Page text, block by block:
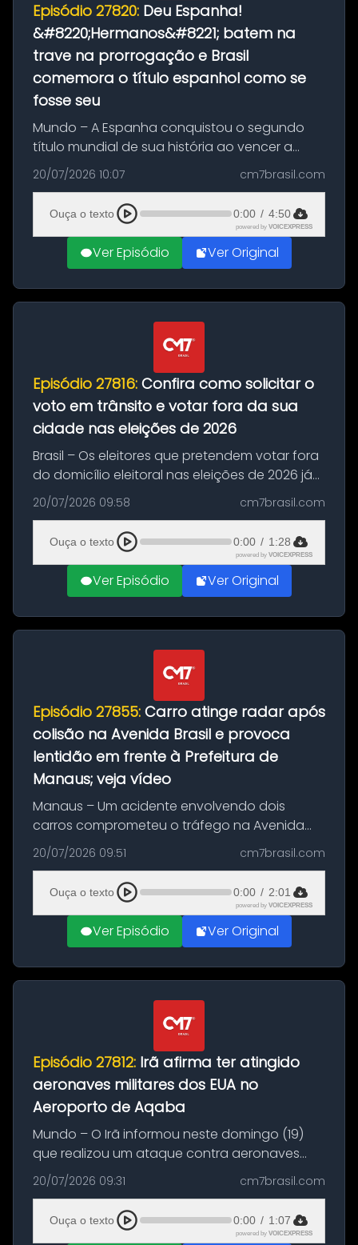
Episódio 27820: Deu Espanha!
&#8220;Hermanos&#8221; batem na
trave na prorrogação e Brasil
comemora o título espanhol como se
fosse seu
Mundo – A Espanha conquistou o segundo
título mundial de sua história ao vencer a
Argentina por 1 a 0, neste domingo (19), na
decisão da Copa do Mundo de 2026. Depois
de um duelo sem gols durante o te...
20/07/2026 10:07 cm7brasil.com
Ouça o texto 0:00 / 4:50
powered by VOICEXPRESS
Ver Episódio Ver Original
Episódio 27816: Confira como solicitar o
voto em trânsito e votar fora da sua
cidade nas eleições de 2026
Brasil – Os eleitores que pretendem votar fora
do domicílio eleitoral nas eleições de 2026 já
podem solicitar o voto em trânsito a partir
desta segunda-feira (20). O pedido pode ser
feito até 20 de ag...
20/07/2026 09:58 cm7brasil.com
Ouça o texto 0:00 / 1:28
powered by VOICEXPRESS
Ver Episódio Ver Original
Episódio 27855: Carro atinge radar após
colisão na Avenida Brasil e provoca
lentidão em frente à Prefeitura de
Manaus; veja vídeo
Manaus – Um acidente envolvendo dois
carros comprometeu o tráfego na Avenida
Brasil durante a manhã desta segunda-feira
(20), em frente ao complexo da Prefeitura de
Manaus, na Zona Oeste. A batida ter...
20/07/2026 09:51 cm7brasil.com
Ouça o texto 0:00 / 2:01
powered by VOICEXPRESS
Ver Episódio Ver Original
Episódio 27812: Irã afirma ter atingido
aeronaves militares dos EUA no
Aeroporto de Aqaba
Mundo – O Irã informou neste domingo (19)
que realizou um ataque contra aeronaves
militares dos Estados Unidos estacionadas no
Aeroporto de Aqaba, na Jordânia, durante a
21ª fase da Operação Nasr 2. A...
20/07/2026 09:31 cm7brasil.com
Ouça o texto 0:00 / 1:07
powered by VOICEXPRESS